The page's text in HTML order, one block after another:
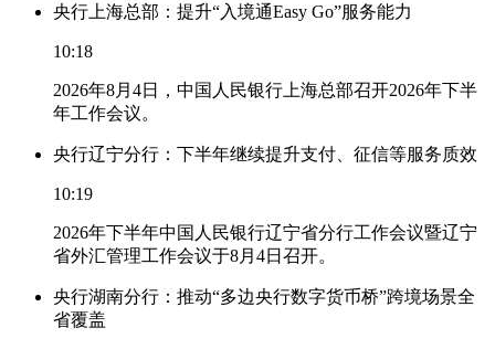
央行上海总部：提升“入境通Easy Go”服务能力
10:18
2026年8月4日，中国人民银行上海总部召开2026年下半
年工作会议。
央行辽宁分行：下半年继续提升支付、征信等服务质效
10:19
2026年下半年中国人民银行辽宁省分行工作会议暨辽宁
省外汇管理工作会议于8月4日召开。
央行湖南分行：推动“多边央行数字货币桥”跨境场景全
省覆盖